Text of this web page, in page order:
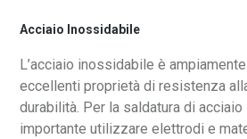
Acciaio Inossidabile
L’acciaio inossidabile è
eccellenti proprietà di resistenza
durabilità. Per la saldatura di
importante utilizzare elettrodi e